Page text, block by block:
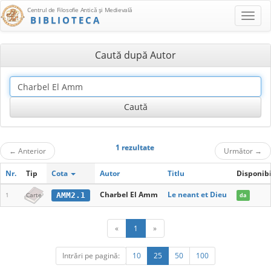
Centrul de Filosofie Antică şi Medievală
BIBLIOTECA
Caută după Autor
← Anterior 1 rezultate Următor →
Nr. Tip Cota Autor Titlu
1 Carte AMM2.1 Charbel El Amm Le neant et Dieu da
« 1 »
Intrări pe pagină: 10 25 50 100